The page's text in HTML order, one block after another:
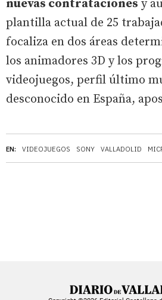
EN: VIDEOJUEGOS SONY VALLADOLID
nuevas contrataciones y
plantilla actual de 25
focaliza en dos áreas
los animadores 3D y los
videojuegos, perfil último
desconocido en España,